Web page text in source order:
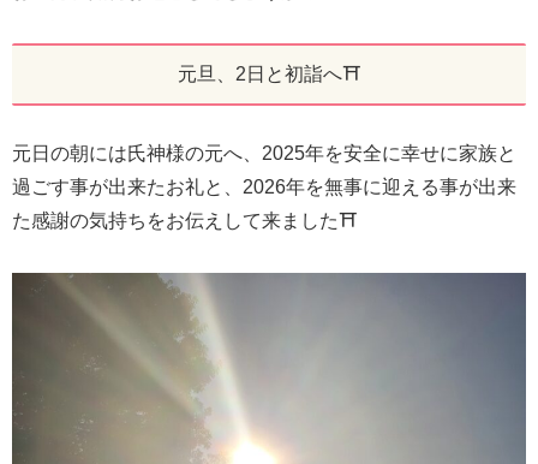
元旦、2日と初詣へ⛩️
元日の朝には氏神様の元へ、2025年を安全に幸せに家族と
過ごす事が出来たお礼と、2026年を無事に迎える事が出来
た感謝の気持ちをお伝えして来ました⛩️